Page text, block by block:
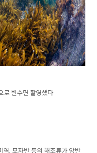
반수면 촬영했다
역, 모자반 등의 해조류가 암반